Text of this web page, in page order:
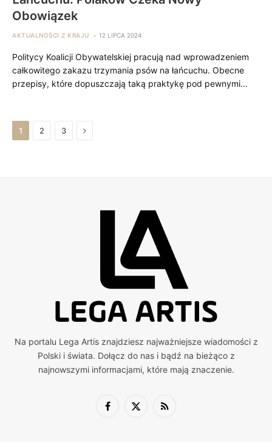
Obowiązek
AKTUALNOŚCI Z KRAJU 12 LIPCA 2024
Politycy Koalicji Obywatelskiej pracują nad wprowadzeniem
całkowitego zakazu trzymania psów na łańcuchu. Obecne
przepisy, które dopuszczają taką praktykę pod pewnymi…
1 2 3 Next
Na portalu Lega Artis znajdziesz najważniejsze wiadomości z
Polski i świata. Dołącz do nas i bądź na bieżąco z
najnowszymi informacjami, które mają znaczenie.
Facebook
X
RSS